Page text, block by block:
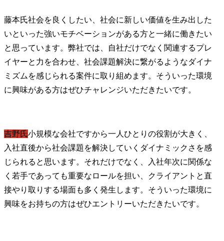
藤本氏社会を良くしたい、社会に新しい価値を生み出した
いといった強いモチベーションがある方と一緒に働きたい
と思っています。弊社では、自社だけでなく関連するプレ
イヤーと力を合わせ、社会課題解決に繋がるようなダイナ
ミズムを感じられる案件に取り組めます。そういった環境
に興味がある方はぜひチャレンジいただきたいです。
吉野氏小規模な会社ですから一人ひとりの役割が大きく、
入社直後から社会課題を解決していくダイナミックさを感
じられると思います。それだけでなく、入社年次に関係な
く若手であっても重要なロールを担い、クライアントと直
接やり取りする場面も多く発生します。そういった環境に
興味をお持ちの方はぜひエントリーいただきたいです。